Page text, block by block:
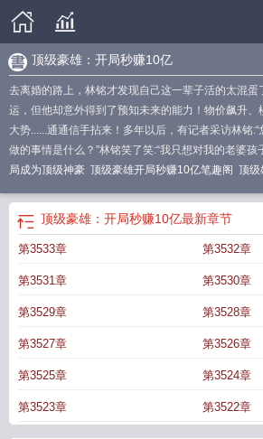
顶级豪雄：开局秒赚10亿
去离婚的路上，林铭才发现自己这一辈子活的太混蛋
运，但他却意外得到了预知未来的能力！物价飙升
大势......通通信手拈来！多年以后，有记者采访林铭
做的事情是什么？”林铭笑了笑:“我只想对我的老婆孩
局成为顶级神豪 顶级豪雄开局秒赚10亿笔趣阁 顶级
开局就是顶级大剑豪 顶级豪雄开局秒赚10亿的
局20辆顶级豪车
开局秒杀顶级神豪的境界划分 顶级雄豪开局必杀技
赚10亿林铭txt
顶级豪雄开局秒赚10亿在线阅读 开
神豪最高境界
顶级豪雄开局秒赚10亿林铭免费阅读
局秒杀豪华游轮
顶级豪雄开局秒赚10亿林铭陈佳顶
豪雄开局秒赚10亿的
顶级豪雄开局秒赚10亿最新章
顶级豪雄：开局秒赚10亿最新章节
第3533章 第3532章
第3531章 第3530章
第3529章 第3528章
第3527章 第3526章
第3525章 第3524章
第3523章 第3522章